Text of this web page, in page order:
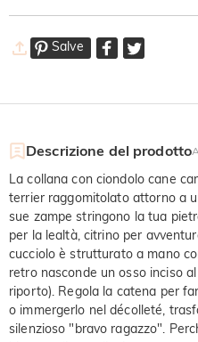
Salve
Descrizione del prodotto
La collana con ciondolo cane
terrier raggomitolato attorno a
sue zampe stringono la tua
per la lealtà, citrino per
cucciolo è strutturato a mano
retro nasconde un osso inciso
riporto). Regola la catena per
o immergerlo nel décolleté,
silenzioso "bravo ragazzo".